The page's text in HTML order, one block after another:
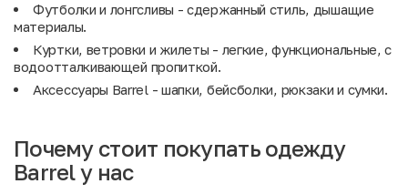
Футболки и лонгсливы - сдержанный стиль, дышащие
материалы.
Куртки, ветровки и жилеты - легкие, функциональные, с
водоотталкивающей пропиткой.
Аксессуары Barrel - шапки, бейсболки, рюкзаки и сумки.
Почему стоит покупать одежду
Barrel у нас